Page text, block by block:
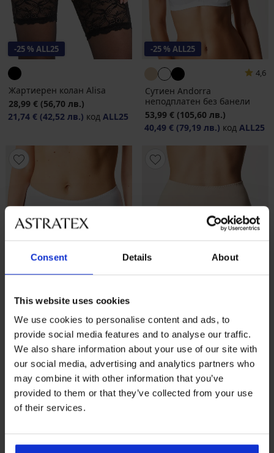
Consent Details About
This website uses cookies
We use cookies to personalise content and ads, to
provide social media features and to analyse our traffic.
We also share information about your use of our site with
our social media, advertising and analytics partners who
may combine it with other information that you’ve
provided to them or that they’ve collected from your use
of their services.
-25 % ALL25
Жартиерен колан Alisa
28,99 € (56,70 лв.)
21,74 € (42,52 лв.) код ALL25
-25 % ALL25
4,6
Сутиен Andorra
неподплатен без банели
53,99 € (105,60 лв.)
40,49 € (79,19 лв.) код ALL25
3+1 БЕЗПЛАТНО
-25 % ALL25
Класически по-дълбоки
бамбукови бикини Dita
14,99 €(29,32 лв.) промоция
3+1 БЕЗПЛАТНО
11,24 €(21,98 лв.) код
-25 % ALL25
4,9
Бамбукови бикини Mona по-
дълбоки
15,99 €(31,27 лв.) промоция